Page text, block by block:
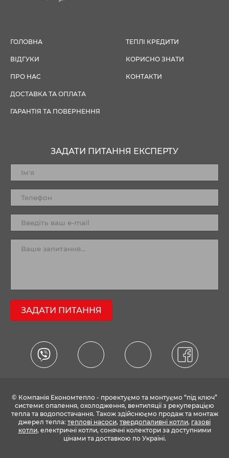
ГОЛОВНА
ВІДГУКИ
ПРО НАС
ДОСТАВКА ТА ОПЛАТА
ГАРАНТІЯ ТА ПОВЕРНЕННЯ
ТЕПЛІ КРЕДИТИ
КОРИСНО ЗНАТИ
КОНТАКТИ
ЗАДАТИ ПИТАННЯ ЕКСПЕРТУ
ЗАДАТИ ПИТАННЯ
© Компанія Економтепло - проектуємо та монтуємо “під ключ”
системи: опалення, охолодження, вентиляції з рекуперацією
тепла та водопостачання. Також здійснюємо продаж та монтаж
джерел тепла: теплові насоси, твердопаливні котли, газові
котли, електричні котли, сонячні колектори за доступними
цінами та доставкою по Україні.